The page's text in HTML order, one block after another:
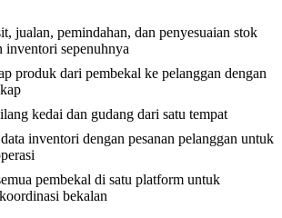
jualan, pemindahan, dan penyesuaian stok
inventori sepenuhnya
produk dari pembekal ke pelanggan dengan
kedai dan gudang dari satu tempat
inventori dengan pesanan pelanggan untuk
pembekal di satu platform untuk
bekalan